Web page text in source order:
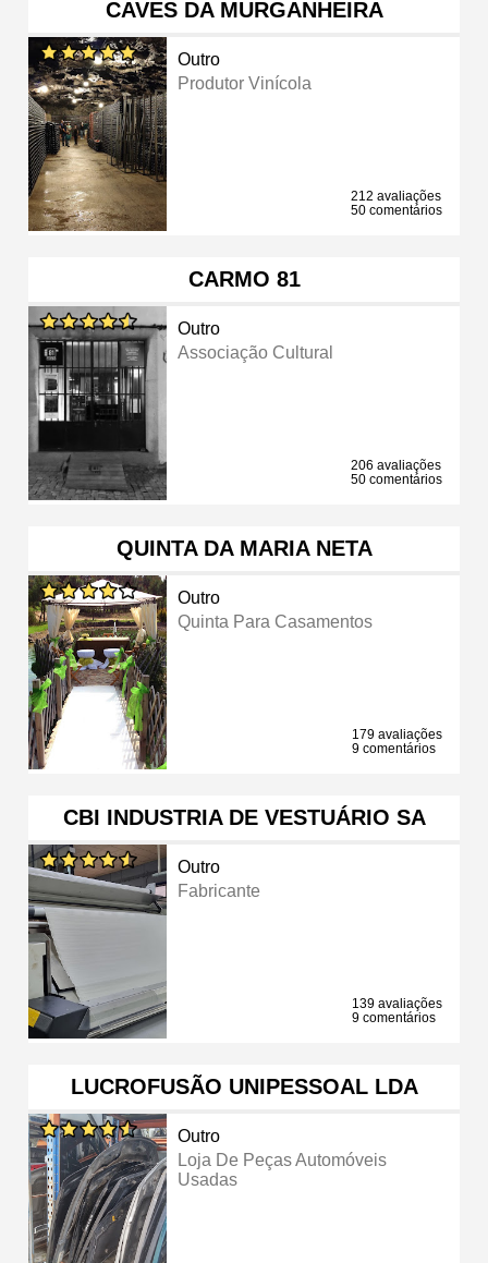
CAVES DA MURGANHEIRA
Outro
Produtor Vinícola
212 avaliações
50 comentários
CARMO 81
Outro
Associação Cultural
206 avaliações
50 comentários
QUINTA DA MARIA NETA
Outro
Quinta Para Casamentos
179 avaliações
9 comentários
CBI INDUSTRIA DE VESTUÁRIO SA
Outro
Fabricante
139 avaliações
9 comentários
LUCROFUSÃO UNIPESSOAL LDA
Outro
Loja De Peças Automóveis
Usadas